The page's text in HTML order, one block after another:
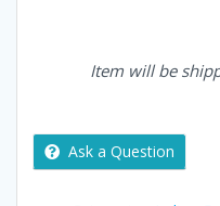
Item will be
Ask a Question